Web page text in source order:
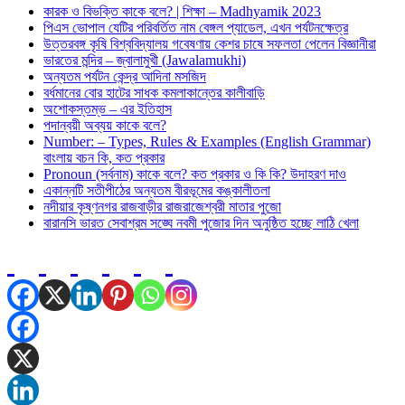
কারক ও বিভক্তি কাকে বলে? | শিক্ষা – Madhyamik 2023
পিএস ভোপাল যেটির পরিবর্তিত নাম বেঙ্গল প্যাডেল, এখন পর্যটনক্ষেত্র
উত্তরবঙ্গ কৃষি বিশ্ববিদ্যালয় গবেষণায় কেশর চাষে সফলতা পেলেন বিজ্ঞানীরা
ভারতের মন্দির – জ্বালামুখী (Jawalamukhi)
অন্যতম পর্যটন কেন্দ্র আদিনা মসজিদ
বর্ধমানের বোর হাটের সাধক কমলাকান্তের কালীবাড়ি
অশােকস্তম্ভ – এর ইতিহাস
পদান্বয়ী অব্যয় কাকে বলে?
Number: – Types, Rules & Examples (English Grammar)
বাংলায় বচন কি, কত প্রকার
Pronoun (সর্বনাম) কাকে বলে? কত প্রকার ও কি কি? উদাহরণ দাও
একান্নটি সতীপীঠের অন্যতম বীরভূমের কঙ্কালীতলা
নদীয়ার কৃষ্ণনগর রাজবাড়ীর রাজরাজেশ্বরী মাতার পুজো
বারানসি ভারত সেবাশ্রম সঙ্ঘে নবমী পুজোর দিন অনুষ্ঠিত হচ্ছে লাঠি খেলা